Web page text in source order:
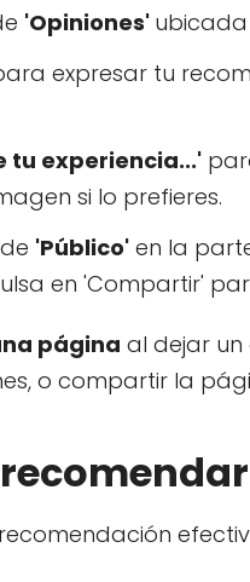
'Opiniones'
expresar tu
tu experiencia...'
si lo prefieres.
'Público' en la
en 'Compartir'
página al dejar
o compartir la